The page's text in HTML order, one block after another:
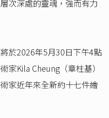
次深處的靈魂，強而有力
於2026年5月30日下午4點
家Kila Cheung（章柱基）
家近年來全新約十七件繪